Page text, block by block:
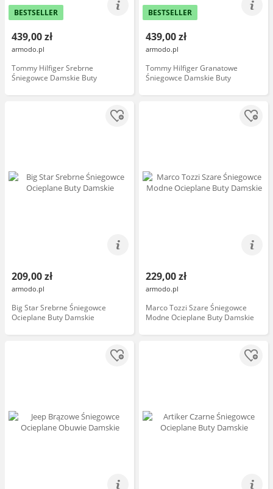
BESTSELLER
439,00 zł
armodo.pl
Tommy Hilfiger Srebrne
Śniegowce Damskie Buty
BESTSELLER
439,00 zł
armodo.pl
Tommy Hilfiger Granatowe
Śniegowce Damskie Buty
209,00 zł
armodo.pl
Big Star Srebrne Śniegowce
Ocieplane Buty Damskie
229,00 zł
armodo.pl
Marco Tozzi Szare Śniegowce
Modne Ocieplane Buty Damskie